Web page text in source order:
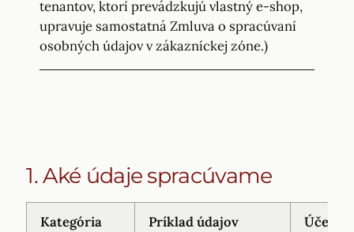
tenantov, ktorí prevádzkujú vlastný e-shop,
upravuje samostatná Zmluva o spracúvaní
osobných údajov v zákazníckej zóne.)
1. Aké údaje spracúvame
Kategória Príklad údajov Účel